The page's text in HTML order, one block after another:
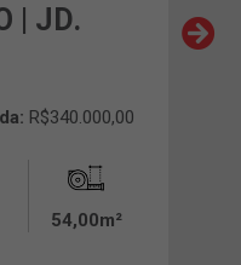
| JD.
R$340.000,00
54,00m²